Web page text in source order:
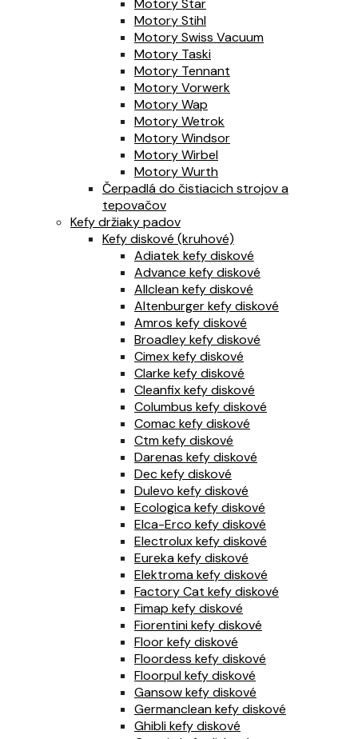
Motory Star
Motory Stihl
Motory Swiss Vacuum
Motory Taski
Motory Tennant
Motory Vorwerk
Motory Wap
Motory Wetrok
Motory Windsor
Motory Wirbel
Motory Wurth
Čerpadlá do čistiacich strojov a
tepovačov
Kefy držiaky padov
Kefy diskové (kruhové)
Adiatek kefy diskové
Advance kefy diskové
Allclean kefy diskové
Altenburger kefy diskové
Amros kefy diskové
Broadley kefy diskové
Cimex kefy diskové
Clarke kefy diskové
Cleanfix kefy diskové
Columbus kefy diskové
Comac kefy diskové
Ctm kefy diskové
Darenas kefy diskové
Dec kefy diskové
Dulevo kefy diskové
Ecologica kefy diskové
Elca-Erco kefy diskové
Electrolux kefy diskové
Eureka kefy diskové
Elektroma kefy diskové
Factory Cat kefy diskové
Fimap kefy diskové
Fiorentini kefy diskové
Floor kefy diskové
Floordess kefy diskové
Floorpul kefy diskové
Gansow kefy diskové
Germanclean kefy diskové
Ghibli kefy diskové